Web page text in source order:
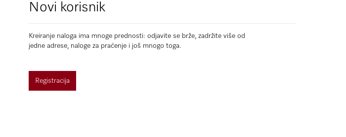
Novi korisnik
Kreiranje naloga ima mnoge prednosti: odjavite se brže, zadržite više od
jedne adrese, naloge za praćenje i još mnogo toga.
Registracija